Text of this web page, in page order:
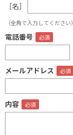
［名］
（全角で入力してください）
電話番号
メールアドレス
内容